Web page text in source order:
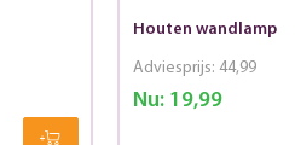
Houten wandlamp
Nu:19,99
Adviesprijs: 44,99